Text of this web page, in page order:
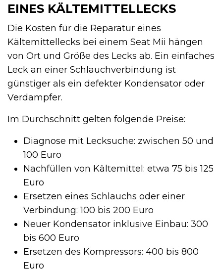
EINES KÄLTEMITTELLECKS
Die Kosten für die Reparatur eines
Kältemittellecks bei einem Seat Mii hängen
von Ort und Größe des Lecks ab. Ein einfaches
Leck an einer Schlauchverbindung ist
günstiger als ein defekter Kondensator oder
Verdampfer.
Im Durchschnitt gelten folgende Preise:
Diagnose mit Lecksuche: zwischen 50 und
100 Euro
Nachfüllen von Kältemittel: etwa 75 bis 125
Euro
Ersetzen eines Schlauchs oder einer
Verbindung: 100 bis 200 Euro
Neuer Kondensator inklusive Einbau: 300
bis 600 Euro
Ersetzen des Kompressors: 400 bis 800
Euro